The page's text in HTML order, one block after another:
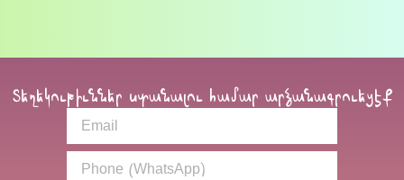
Տեղեկութիւններ ստանալու համար արձանագրուեցէք